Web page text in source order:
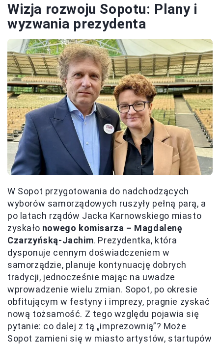
Wizja rozwoju Sopotu: Plany i
wyzwania prezydenta
W Sopot przygotowania do nadchodzących
wyborów samorządowych ruszyły pełną parą, a
po latach rządów Jacka Karnowskiego miasto
zyskało nowego komisarza – Magdalenę
Czarzyńską-Jachim. Prezydentka, która
dysponuje cennym doświadczeniem w
samorządzie, planuje kontynuację dobrych
tradycji, jednocześnie mając na uwadze
wprowadzenie wielu zmian. Sopot, po okresie
obfitującym w festyny i imprezy, pragnie zyskać
nową tożsamość. Z tego względu pojawia się
pytanie: co dalej z tą „imprezownią”? Może
Sopot zamieni się w miasto artystów, startupów